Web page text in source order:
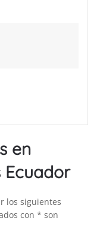
en
Ecuador
los siguientes
con * son